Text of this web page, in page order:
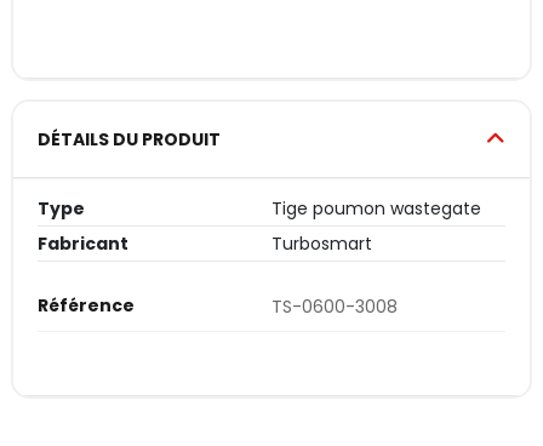
DÉTAILS DU PRODUIT
Type
Tige poumon wastegate
Fabricant
Turbosmart
Référence TS-0600-3008